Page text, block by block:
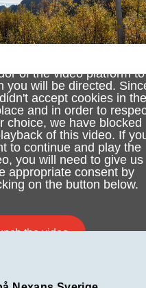
Nexans Sverige
redan innan vi visste
helt enkelt för att vi vill göra
vi kopplat samman
- sett till att kraften
of the video platform to
you will be directed.
accept cookies in the
and in order to
choice, we have blocked
of this video. If
to continue and play the
you will need to give us
appropriate consent by
on the button below.
the video